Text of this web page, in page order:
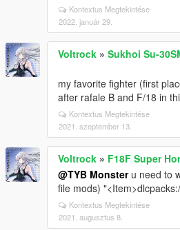
Kontextus Megtekintése
2022. január 29.
Voltrock » Sukhoi Su-
my favorite fighter (first
after rafale B and F/18 in
Kontextus Megtekintése
2021. szeptember 13.
Voltrock » F18F Super
@TYB Monsteru need to
file mods)
Kontextus Megtekintése
2021. augusztus 8.